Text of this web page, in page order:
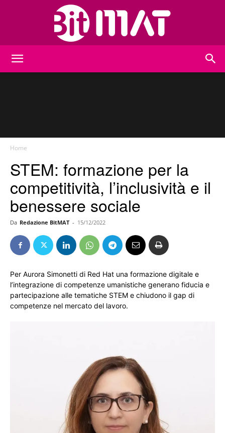
Home
STEM: formazione per la
competitività, l’inclusività e il
benessere sociale
Da Redazione BitMAT - 15/12/2022
Per Aurora Simonetti di Red Hat una formazione digitale e
l’integrazione di competenze umanistiche generano fiducia e
partecipazione alle tematiche STEM e chiudono il gap di
competenze nel mercato del lavoro.